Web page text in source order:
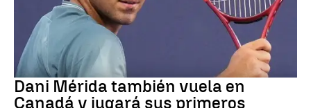
Tenis
Dani Mérida también vuela en
Canadá y jugará sus primeros